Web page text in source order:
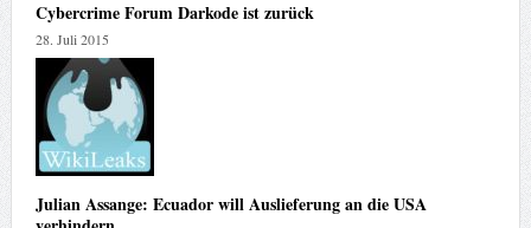
Cybercrime Forum Darkode ist zurück
28. Juli 2015
Julian Assange: Ecuador will Auslieferung an die USA